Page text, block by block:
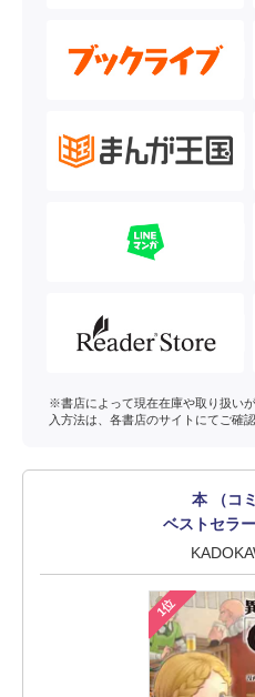
※書店によって現在在庫や取り扱い
入方法は、各書店のサイトにてご確認
本 （コ
ベストセラ
1位